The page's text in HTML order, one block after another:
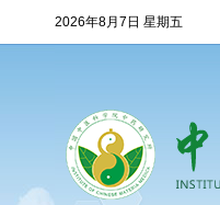
2026年8月7日 星期五